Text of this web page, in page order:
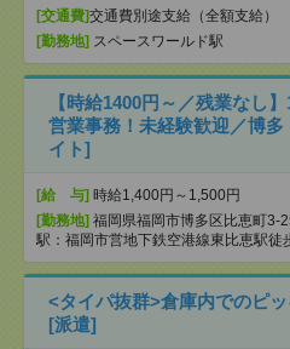
[交通費]交通費別途支給（全額支給）
[勤務地] スペースワールド駅
【時給1400円～／残業なし
営業事務！未経験歓迎／博
イト]
[給 与] 時給1,400円～1,500円
[勤務地] 福岡県福岡市博多区比恵町3-
駅：福岡市営地下鉄空港線東比恵駅徒
<タイパ抜群>倉庫内でのピッ
[派遣]